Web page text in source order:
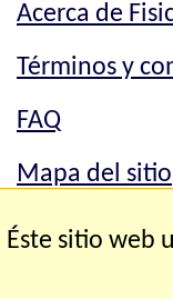
Acerca de
Términos y
FAQ
Mapa del sitio
Mapa del sitio
Éste sitio web